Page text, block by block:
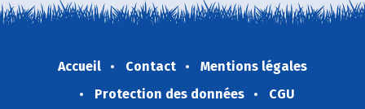
Accueil Contact
Mentions légales
Protection des données
CGU